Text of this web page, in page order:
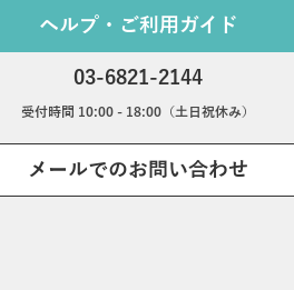
ヘルプ・ご利用ガイド
03-6821-2144
受付時間 10:00 - 18:00（土日祝休み）
メールでのお問い合わせ